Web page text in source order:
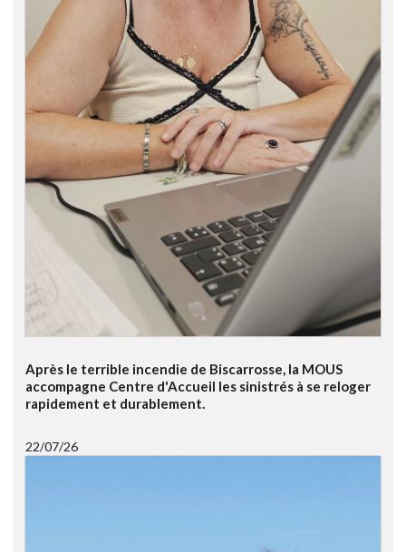
Après le terrible incendie de Biscarrosse, la MOUS
accompagne Centre d'Accueil les sinistrés à se reloger
rapidement et durablement.
22/07/26